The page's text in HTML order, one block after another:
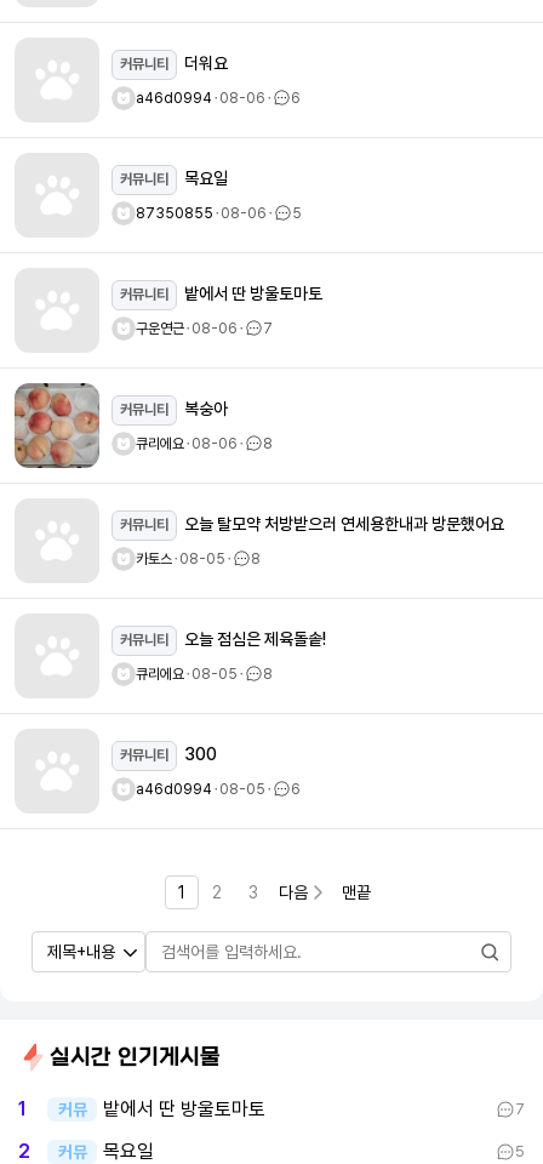
커뮤니티 더워요
a46d0994ㆍ08-06ㆍ 6
커뮤니티 목요일
87350855ㆍ08-06ㆍ 5
커뮤니티 밭에서 딴 방울토마토
구운연근ㆍ08-06ㆍ 7
커뮤니티 복숭아
큐리에요ㆍ08-06ㆍ 8
커뮤니티 오늘 탈모약 처방받으러 연세용한내과 방문했어요
카토스ㆍ08-05ㆍ 8
커뮤니티 오늘 점심은 제육돌솥!
큐리에요ㆍ08-05ㆍ 8
커뮤니티 300
a46d0994ㆍ08-05ㆍ 6
1 2 3 다음 맨끝
실시간 인기게시물
1 커뮤 밭에서 딴 방울토마토 7
2 커뮤 목요일 5